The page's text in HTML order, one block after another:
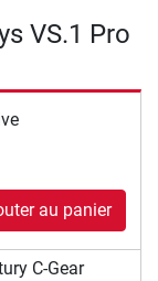
VS.1 Pro
au panier
C-Gear